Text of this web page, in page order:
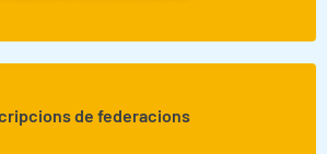
de federacions